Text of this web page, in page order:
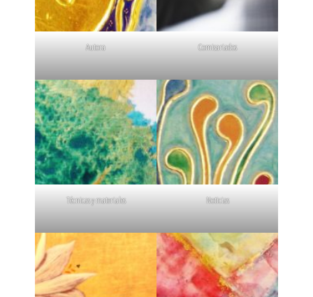
Autora Comisariados
Técnicas y materiales Noticias